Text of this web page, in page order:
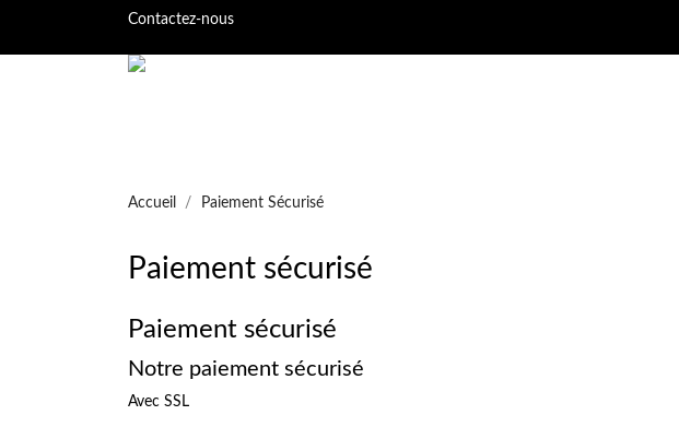
Contactez-nous
Accueil Paiement Sécurisé
Paiement sécurisé
Paiement sécurisé
Notre paiement sécurisé
Avec SSL